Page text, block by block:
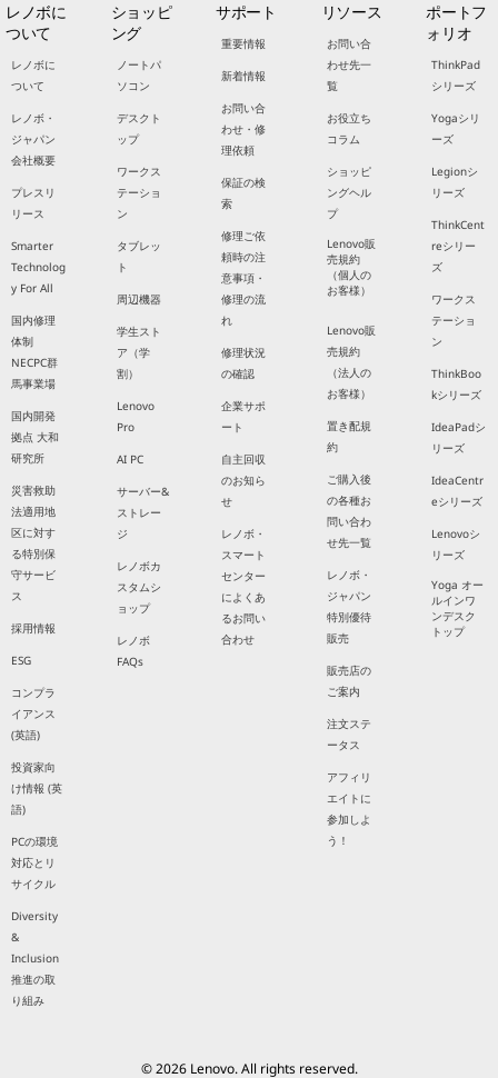
レノボに
ついて
レノボに
ついて
レノボ・
ジャパン
会社概要
プレスリ
リース
Smarter
Technolog
y For All
国内修理
体制
NECPC群
馬事業場
国内開発
拠点 大和
研究所
災害救助
法適用地
区に対す
る特別保
守サービ
ス
採用情報
ESG
コンプラ
イアンス
(英語)
投資家向
け情報 (英
語)
PCの環境
対応とリ
サイクル
Diversity
&
Inclusion
推進の取
り組み
ショッピ
ング
ノートパ
ソコン
デスクト
ップ
ワークス
テーショ
ン
タブレッ
ト
周辺機器
学生スト
ア（学
割）
Lenovo
Pro
AI PC
サーバー&
ストレー
ジ
レノボカ
スタムシ
ョップ
レノボ
FAQs
サポート
重要情報
新着情報
お問い合
わせ・修
理依頼
保証の検
索
修理ご依
頼時の注
意事項・
修理の流
れ
修理状況
の確認
企業サポ
ート
自主回収
のお知ら
せ
レノボ・
スマート
センター
によくあ
るお問い
合わせ
リソース
お問い合
わせ先一
覧
お役立ち
コラム
ショッピ
ングヘル
プ
Lenovo販
売規約
（個人の
お客様）
Lenovo販
売規約
（法人の
お客様）
置き配規
約
ご購入後
の各種お
問い合わ
せ先一覧
レノボ・
ジャパン
特別優待
販売
販売店の
ご案内
注文ステ
ータス
アフィリ
エイトに
参加しよ
う！
ポートフ
ォリオ
ThinkPad
シリーズ
Yogaシリ
ーズ
Legionシ
リーズ
ThinkCent
reシリー
ズ
ワークス
テーショ
ン
ThinkBoo
kシリーズ
IdeaPadシ
リーズ
IdeaCentr
eシリーズ
Lenovoシ
リーズ
Yoga オー
ルインワ
ンデスク
トップ
© 2026 Lenovo. All rights reserved.